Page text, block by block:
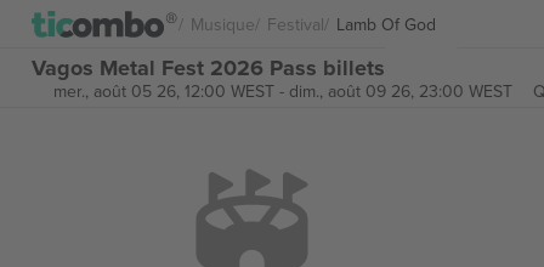
Musique Festival Lamb Of God
Vagos Metal Fest 2026 Pass billets
mer., août 05 26, 12:00 WEST- dim., août 09 26, 23:00 WEST